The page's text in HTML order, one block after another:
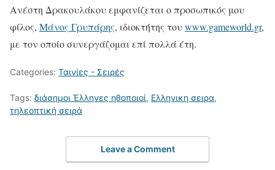
Ανέστη Δρακουλάκου εμφανίζεται ο προσωπικός μου
φίλος, Μάνος Γρυπάρης, ιδιοκτήτης τουwww.gameworld.gr,
με τον οποίο συνεργάζομαι επί πολλά έτη.
Categories: Ταινίες - Σειρές
Tags: διάσημοι Έλληνες ηθοποιοί, Ελληνικη σειρα,
τηλεοπτική σειρά
Leave a Comment